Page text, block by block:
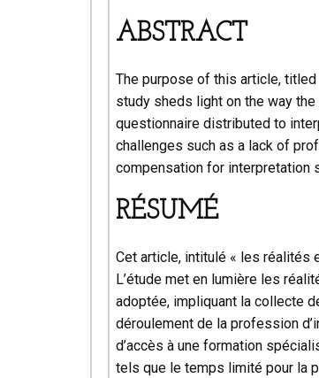
ABSTRACT
The purpose of this article,
study sheds light on the way
questionnaire distributed to
challenges such as a lack of
compensation for interpretation
RÉSUMÉ
Cet article, intitulé « les réalités
L’étude met en lumière les
adoptée, impliquant la collecte
déroulement de la profession
d’accès à une formation
tels que le temps limité pour la